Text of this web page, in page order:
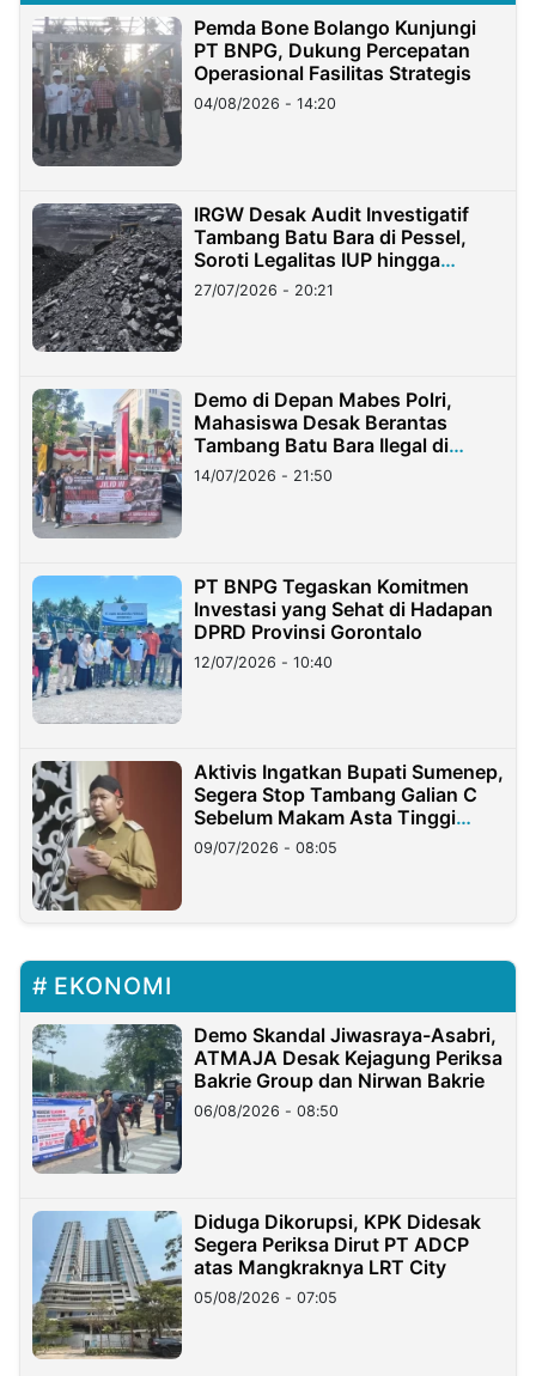
Pemda Bone Bolango Kunjungi
PT BNPG, Dukung Percepatan
Operasional Fasilitas Strategis
04/08/2026 - 14:20
IRGW Desak Audit Investigatif
Tambang Batu Bara di Pessel,
Soroti Legalitas IUP hingga
Stockpile
27/07/2026 - 20:21
Demo di Depan Mabes Polri,
Mahasiswa Desak Berantas
Tambang Batu Bara Ilegal di
Lampung
14/07/2026 - 21:50
PT BNPG Tegaskan Komitmen
Investasi yang Sehat di Hadapan
DPRD Provinsi Gorontalo
12/07/2026 - 10:40
Aktivis Ingatkan Bupati Sumenep,
Segera Stop Tambang Galian C
Sebelum Makam Asta Tinggi
Longsor
09/07/2026 - 08:05
EKONOMI
Demo Skandal Jiwasraya-Asabri,
ATMAJA Desak Kejagung Periksa
Bakrie Group dan Nirwan Bakrie
06/08/2026 - 08:50
Diduga Dikorupsi, KPK Didesak
Segera Periksa Dirut PT ADCP
atas Mangkraknya LRT City
05/08/2026 - 07:05